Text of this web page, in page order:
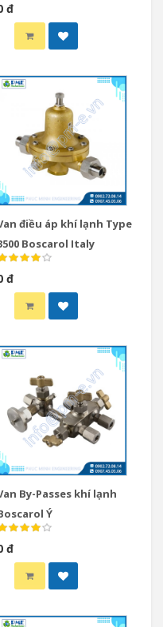
đ
điều áp khí lạnh Type
Boscarol Italy
đ
By-Passes khí lạnh
Ý
đ